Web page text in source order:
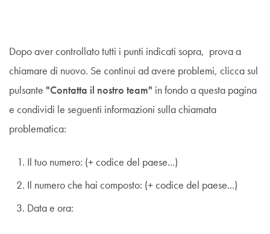
Dopo aver controllato tutti i punti indicati sopra, prova a
chiamare di nuovo. Se continui ad avere problemi, clicca sul
pulsante "Contatta il nostro team" in fondo a questa pagina
e condividi le seguenti informazioni sulla chiamata
problematica:
Il tuo numero: (+ codice del paese...)
Il numero che hai composto: (+ codice del paese...)
Data e ora: